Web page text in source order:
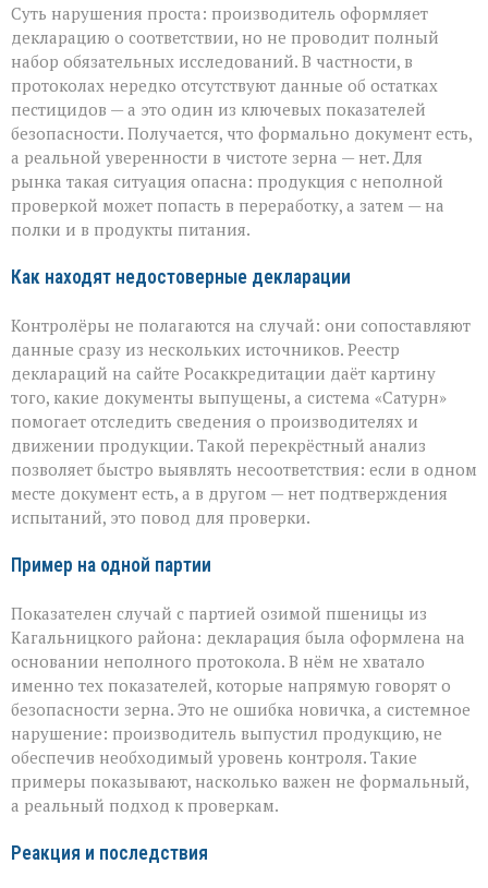
Суть нарушения проста: производитель оформляет
декларацию о соответствии, но не проводит полный
набор обязательных исследований. В частности, в
протоколах нередко отсутствуют данные об остатках
пестицидов — а это один из ключевых показателей
безопасности. Получается, что формально документ есть,
а реальной уверенности в чистоте зерна — нет. Для
рынка такая ситуация опасна: продукция с неполной
проверкой может попасть в переработку, а затем — на
полки и в продукты питания.
Как находят недостоверные декларации
Контролёры не полагаются на случай: они сопоставляют
данные сразу из нескольких источников. Реестр
деклараций на сайте Росаккредитации даёт картину
того, какие документы выпущены, а система «Сатурн»
помогает отследить сведения о производителях и
движении продукции. Такой перекрёстный анализ
позволяет быстро выявлять несоответствия: если в одном
месте документ есть, а в другом — нет подтверждения
испытаний, это повод для проверки.
Пример на одной партии
Показателен случай с партией озимой пшеницы из
Кагальницкого района: декларация была оформлена на
основании неполного протокола. В нём не хватало
именно тех показателей, которые напрямую говорят о
безопасности зерна. Это не ошибка новичка, а системное
нарушение: производитель выпустил продукцию, не
обеспечив необходимый уровень контроля. Такие
примеры показывают, насколько важен не формальный,
а реальный подход к проверкам.
Реакция и последствия